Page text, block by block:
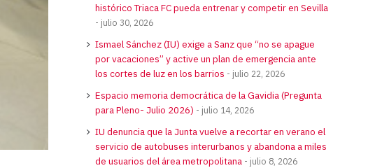
histórico Triaca FC pueda entrenar y competir en Sevilla
julio 30, 2026
Ismael Sánchez (IU) exige a Sanz que “no se apague
por vacaciones” y active un plan de emergencia ante
los cortes de luz en los barrios
julio 22, 2026
Espacio memoria democrática de la Gavidia (Pregunta
para Pleno- Julio 2026)
julio 14, 2026
IU denuncia que la Junta vuelve a recortar en verano el
servicio de autobuses interurbanos y abandona a miles
de usuarios del área metropolitana
julio 8, 2026